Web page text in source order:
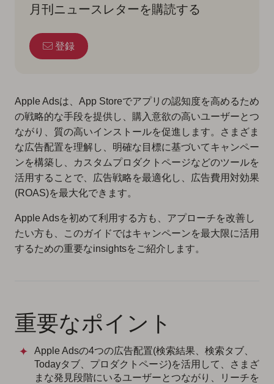
月刊ニュースレターを購読する
登録
Apple Adsは、App Storeでアプリの認知度を高めるため
の戦略的な手段を提供し、購入意欲の高いユーザーとつ
ながり、質の高いインストールを促進します。さまざま
な広告配置を理解し、明確な目標に基づいてキャンペー
ンを構築し、カスタムプロダクトページなどのツールを
活用することで、広告戦略を最適化し、広告費用対効果
(ROAS)を最大化できます。
Apple Adsを初めて利用する方も、アプローチを改善し
たい方も、このガイドではキャンペーンを最大限に活用
するための重要なinsightsをご紹介します。
重要なポイント
Apple Adsの4つの広告配置(検索結果、検索タブ、
Todayタブ、プロダクトページ)を活用して、さまざ
まな発見段階にいるユーザーとつながり、リーチを